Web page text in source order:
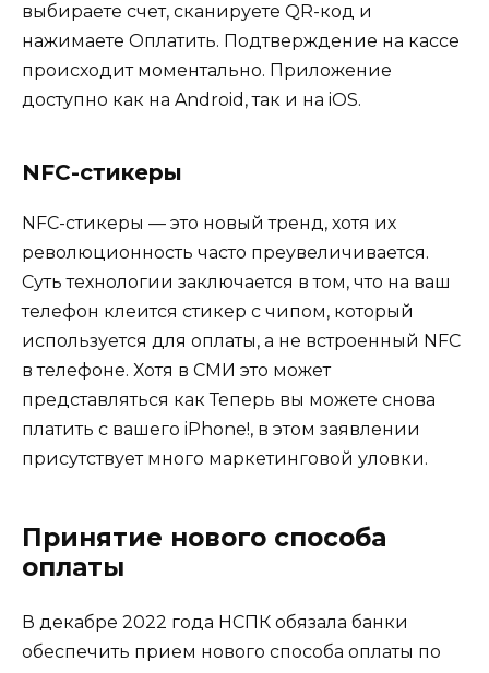
выбираете счет, сканируете QR-код и
нажимаете Оплатить. Подтверждение на кассе
происходит моментально. Приложение
доступно как на Android, так и на iOS.
NFC-стикеры
NFC-стикеры — это новый тренд, хотя их
революционность часто преувеличивается.
Суть технологии заключается в том, что на ваш
телефон клеится стикер с чипом, который
используется для оплаты, а не встроенный NFC
в телефоне. Хотя в СМИ это может
представляться как Теперь вы можете снова
платить с вашего iPhone!, в этом заявлении
присутствует много маркетинговой уловки.
Принятие нового способа
оплаты
В декабре 2022 года НСПК обязала банки
обеспечить прием нового способа оплаты по